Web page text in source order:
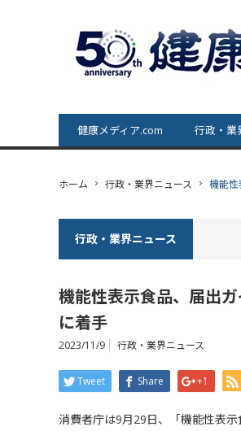
健康メディア.com 行政・業
ホーム 行政・業界ニュース 機能性
行政・業界ニュース
機能性表示食品、届出
に着手
2023/11/9 行政・業界ニュース
Tweet Share +1
消費者庁は9月29日、「機能性表